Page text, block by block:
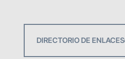
DIRECTORIO DE ENLACES